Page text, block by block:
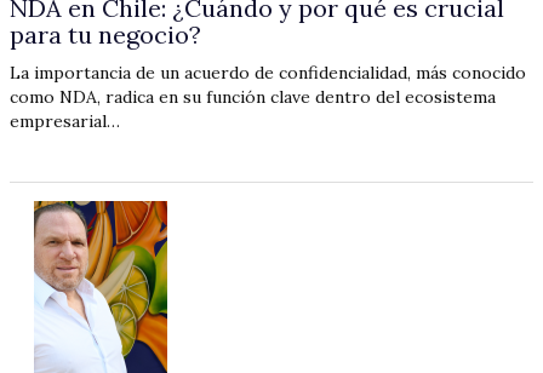
NDA en Chile: ¿Cuándo y por qué es crucial
para tu negocio?
La importancia de un acuerdo de confidencialidad, más conocido
como NDA, radica en su función clave dentro del ecosistema
empresarial…